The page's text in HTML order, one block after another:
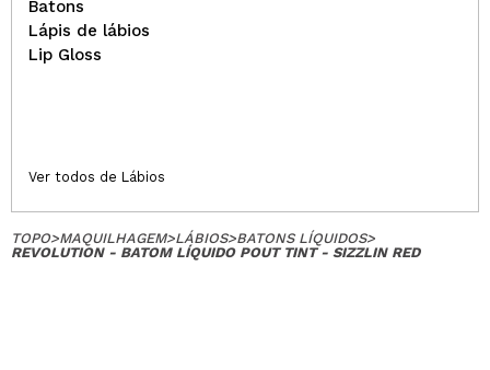
Batons
Lápis de lábios
Lip Gloss
Ver todos de Lábios
TOPO>MAQUILHAGEM>LÁBIOS>BATONS LÍQUIDOS>
REVOLUTION - BATOM LÍQUIDO POUT TINT - SIZZLIN RED